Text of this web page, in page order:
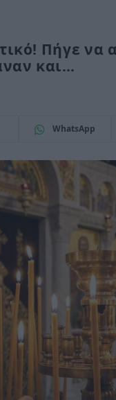
Πήγε να
και…
WhatsApp